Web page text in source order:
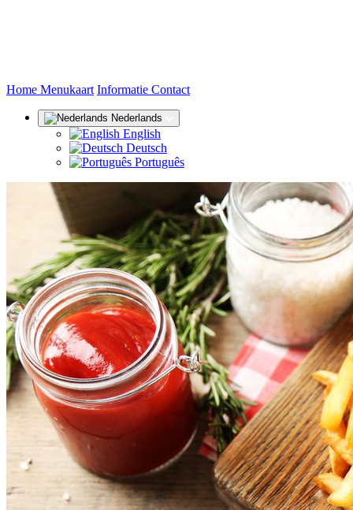
Home (huidige)
Menukaart Informatie Contact
Nederlands
English
Deutsch
Português